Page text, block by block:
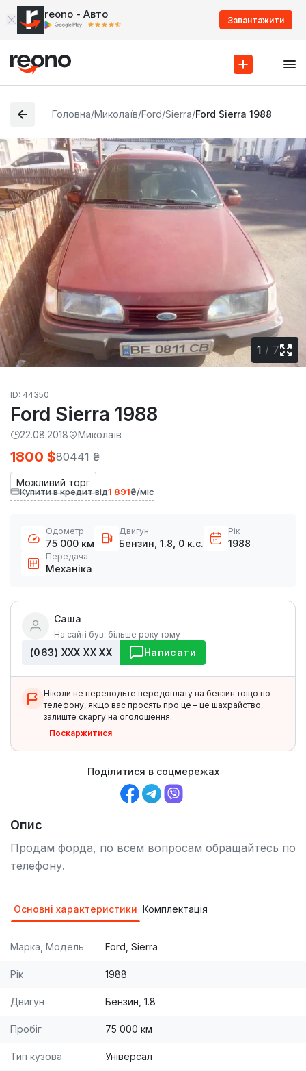
reono - Авто Завантажити
Головна/Миколаїв/Ford/Sierra/Ford Sierra 1988
1 / 7
ID: 44350
Ford Sierra 1988
22.08.2018 Миколаїв
Можливий торг
1800 $80441 ₴
Купити в кредит від1 891₴/міс
Одометр
75 000 км
Двигун
Бензин, 1.8, 0 к.с.
Рік
1988
Передача
Механіка
Саша
На сайті був: більше року тому
(063) ХХХ ХХ ХХ Написати
Ніколи не переводьте передоплату на бензин тощо по
телефону, якщо вас просять про це – це шахрайство,
залиште скаргу на оголошення.
Поскаржитися
Поділитися в соцмережах
Опис
Продам форда, по всем вопросам обращайтесь по
телефону.
Основні характеристики Комплектація
Марка, Модель Ford, Sierra
Рік 1988
Двигун Бензин, 1.8
Пробіг 75 000 км
Тип кузова Універсал